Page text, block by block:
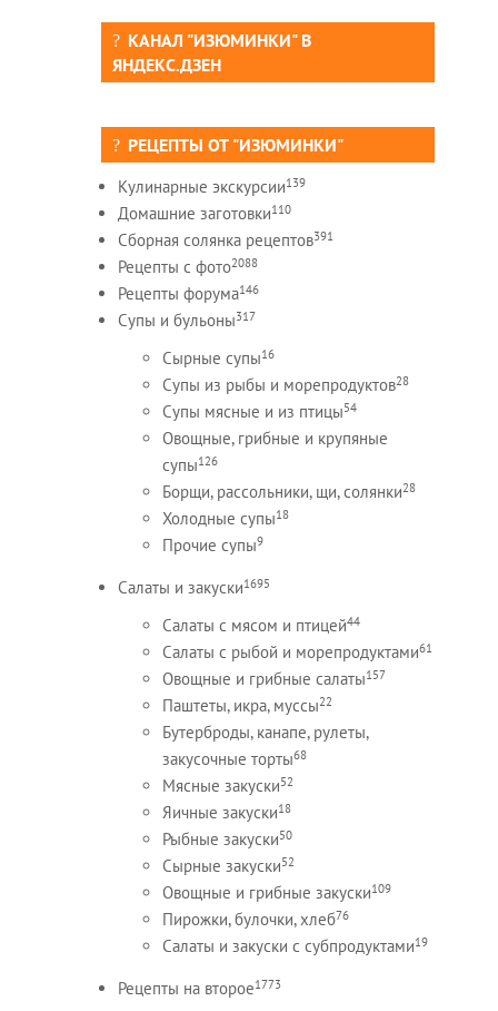
КАНАЛ "ИЗЮМИНКИ" В
ЯНДЕКС.ДЗЕН
РЕЦЕПТЫ ОТ "ИЗЮМИНКИ"
Кулинарные экскурсии139
Домашние заготовки110
Сборная солянка рецептов391
Рецепты c фото2088
Рецепты форума146
Супы и бульоны317
Сырные супы16
Супы из рыбы и морепродуктов28
Супы мясные и из птицы54
Овощные, грибные и крупяные
супы126
Борщи, рассольники, щи, солянки28
Холодные супы18
Прочие супы9
Салаты и закуски1695
Салаты с мясом и птицей44
Салаты с рыбой и морепродуктами61
Овощные и грибные салаты157
Паштеты, икра, муссы22
Бутерброды, канапе, рулеты,
закусочные торты68
Мясные закуски52
Яичные закуски18
Рыбные закуски50
Сырные закуски52
Овощные и грибные закуски109
Пирожки, булочки, хлеб76
Салаты и закуски с субпродуктами19
Рецепты на второе1773